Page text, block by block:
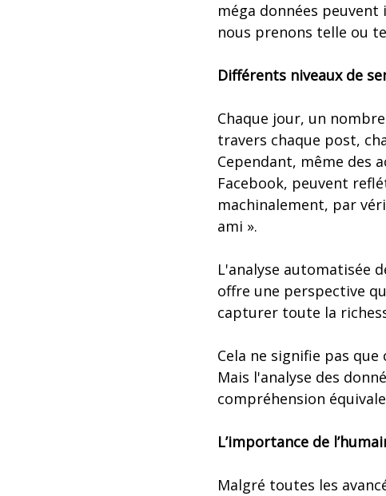
méga données
nous prenons telle ou
Différents niveaux de
Chaque jour, un
travers chaque post,
Cependant, même des
Facebook, peuvent
machinalement, par
ami ».
L'analyse automatisée
offre une perspective
capturer toute la
Cela ne signifie pas
Mais l'analyse des
compréhension
L’importance de
Malgré toutes les